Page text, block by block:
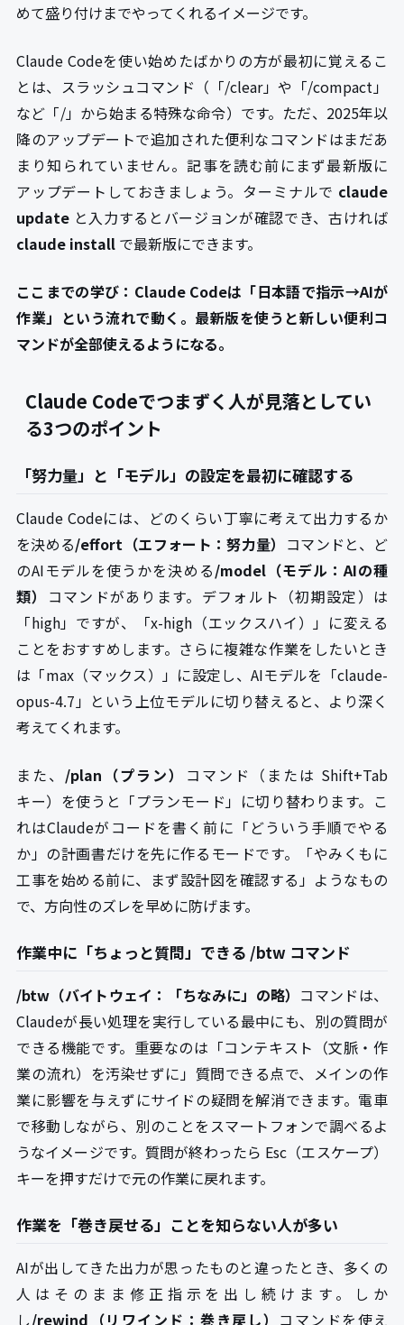
めて盛り付けまでやってくれるイメージです。
Claude Codeを使い始めたばかりの方が最初に覚えるこ
とは、スラッシュコマンド（「/clear」や「/compact」
など「/」から始まる特殊な命令）です。ただ、2025年以
降のアップデートで追加された便利なコマンドはまだあ
まり知られていません。記事を読む前にまず最新版に
アップデートしておきましょう。ターミナルで claude
update と入力するとバージョンが確認でき、古ければ
claude install で最新版にできます。
ここまでの学び：Claude Codeは「日本語で指示→AIが
作業」という流れで動く。最新版を使うと新しい便利コ
マンドが全部使えるようになる。
Claude Codeでつまずく人が見落としてい
る3つのポイント
「努力量」と「モデル」の設定を最初に確認する
Claude Codeには、どのくらい丁寧に考えて出力するか
を決める/effort（エフォート：努力量） コマンドと、ど
のAIモデルを使うかを決める/model（モデル：AIの種
類） コマンドがあります。デフォルト（初期設定）は
「high」ですが、「x-high（エックスハイ）」に変える
ことをおすすめします。さらに複雑な作業をしたいとき
は「max（マックス）」に設定し、AIモデルを「claude-
opus-4.7」という上位モデルに切り替えると、より深く
考えてくれます。
また、 /plan（プラン）
コマンド（または Shift+Tab
キー）を使うと「プランモード」に切り替わります。こ
れはClaudeがコードを書く前に「どういう手順でやる
か」の計画書だけを先に作るモードです。「やみくもに
工事を始める前に、まず設計図を確認する」ようなもの
で、方向性のズレを早めに防げます。
作業中に「ちょっと質問」できる /btw コマンド
/btw（バイトウェイ：「ちなみに」の略） コマンドは、
Claudeが長い処理を実行している最中にも、別の質問が
できる機能です。重要なのは「コンテキスト（文脈・作
業の流れ）を汚染せずに」質問できる点で、メインの作
業に影響を与えずにサイドの疑問を解消できます。電車
で移動しながら、別のことをスマートフォンで調べるよ
うなイメージです。質問が終わったら Esc（エスケープ）
キーを押すだけで元の作業に戻れます。
作業を「巻き戻せる」ことを知らない人が多い
AIが出してきた出力が思ったものと違ったとき、多くの
人はそのまま修正指示を出し続けます。しか
し/rewind（リワインド：巻き戻し） コマンドを使え